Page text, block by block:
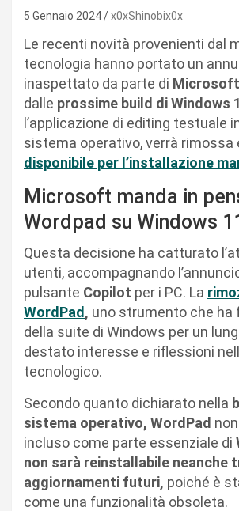
5 Gennaio 2024 x0xShinobix0x
Le recenti novità provenienti dal
tecnologia hanno portato un
inaspettato da parte di Microsoft
dalle prossime build di Windows
l’applicazione di editing testuale
sistema operativo, verrà rimossa
disponibile per l’installazione
Microsoft manda in
Wordpad su Windows
Questa decisione ha catturato
utenti, accompagnando
pulsante Copilot per i PC. La
WordPad, uno strumento che ha
della suite di Windows per un
destato interesse e riflessioni
tecnologico.
Secondo quanto dichiarato nella
sistema operativo, WordPad
incluso come parte essenziale di
non sarà reinstallabile neanche
aggiornamenti futuri, poiché è
come una funzionalità obsoleta.